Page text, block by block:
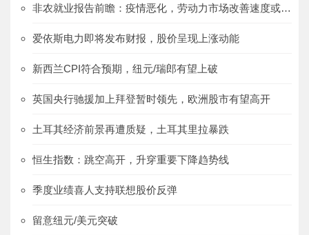
非农就业报告前瞻：疫情恶化，劳动力市场改善速度或放慢
爱依斯电力即将发布财报，股价呈现上涨动能
新西兰CPI符合预期，纽元/瑞郎有望上破
英国央行驰援加上拜登暂时领先，欧洲股市有望高开
土耳其经济前景再遭质疑，土耳其里拉暴跌
恒生指数：跳空高开，升穿重要下降趋势线
季度业绩喜人支持联想股价反弹
留意纽元/美元突破